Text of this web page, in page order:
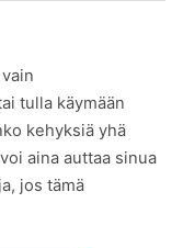
tulla käymään
kehyksiä yhä
aina auttaa sinua
jos tämä